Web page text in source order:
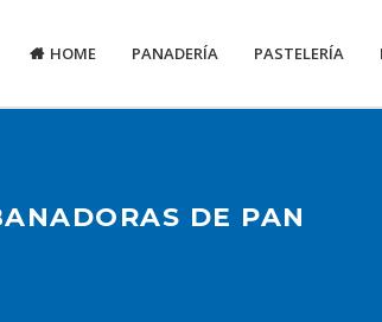
HOME PANADERÍA PASTELERÍA
DE PAN